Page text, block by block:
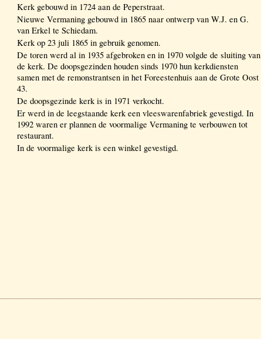
Kerk gebouwd in 1724 aan de Peperstraat.
Nieuwe Vermaning gebouwd in 1865 naar ontwerp van W.J. en G.
van Erkel te Schiedam.
Kerk op 23 juli 1865 in gebruik genomen.
De toren werd al in 1935 afgebroken en in 1970 volgde de sluiting van
de kerk. De doopsgezinden houden sinds 1970 hun kerkdiensten
samen met de remonstrantsen in het Foreestenhuis aan de Grote Oost
43.
De doopsgezinde kerk is in 1971 verkocht.
Er werd in de leegstaande kerk een vleeswarenfabriek gevestigd. In
1992 waren er plannen de voormalige Vermaning te verbouwen tot
restaurant.
In de voormalige kerk is een winkel gevestigd.